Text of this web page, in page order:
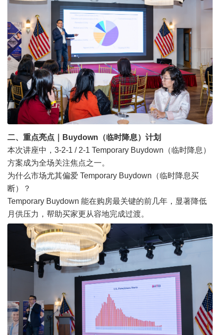
二、重点亮点｜Buydown（临时降息）计划
本次讲座中，3-2-1 / 2-1 Temporary Buydown（临时降息）
方案成为全场关注焦点之一。
为什么市场尤其偏爱 Temporary Buydown（临时降息买
断）？
Temporary Buydown 能在购房最关键的前几年，显著降低
月供压力，帮助买家更从容地完成过渡。